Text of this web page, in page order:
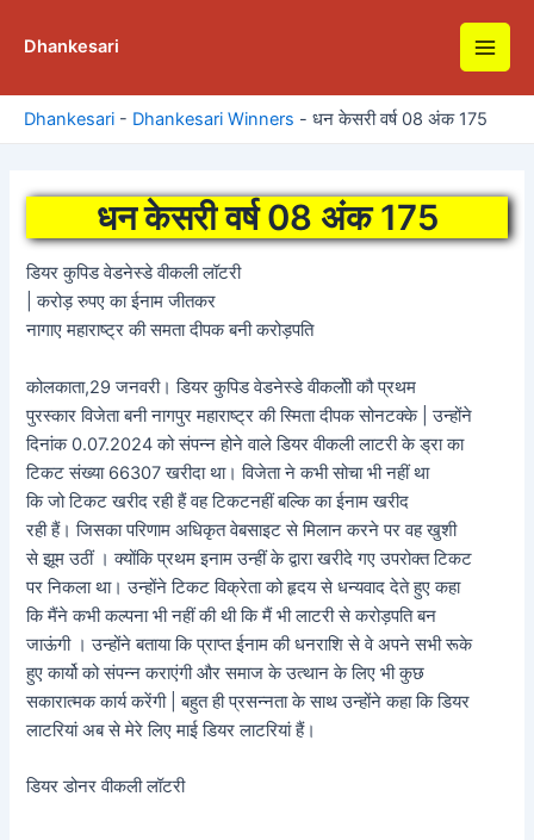
Dhankesari
Main
Dhankesari - Dhankesari Winners - धन केसरी वर्ष 08 अंक 175
धन केसरी वर्ष 08 अंक 175
डियर कुपिड वेडनेस्डे वीकली लॉटरी
| करोड़ रुपए का ईनाम जीतकर
नागाए महाराष्ट्र की समता दीपक बनी करोड़पति
कोलकाता,29 जनवरी। डियर कुपिड वेडनेस्डे वीकलोी कौ प्रथम
पुरस्कार विजेता बनी नागपुर महाराष्ट्र की स्मिता दीपक सोनटक्के | उन्होंने
दिनांक 0.07.2024 को संपन्न होने वाले डियर वीकली लाटरी के ड्रा का
टिकट संख्या 66307 खरीदा था। विजेता ने कभी सोचा भी नहीं था
कि जो टिकट खरीद रही हैं वह टिकटनहीं बल्कि का ईनाम खरीद
रही हैं। जिसका परिणाम अधिकृत वेबसाइट से मिलान करने पर वह खुशी
से झूम उठीं । क्योंकि प्रथम इनाम उन्हीं के द्वारा खरीदे गए उपरोक्त टिकट
पर निकला था। उन्होंने टिकट विक्रेता को हृदय से धन्यवाद देते हुए कहा
कि मैंने कभी कल्पना भी नहीं की थी कि मैं भी लाटरी से करोड़पति बन
जाऊंगी । उन्होंने बताया कि प्राप्त ईनाम की धनराशि से वे अपने सभी रूके
हुए कार्यो को संपन्न कराएंगी और समाज के उत्थान के लिए भी कुछ
सकारात्मक कार्य करेंगी | बहुत ही प्रसन्‍नता के साथ उन्होंने कहा कि डियर
लाटरियां अब से मेरे लिए माई डियर लाटरियां हैं।
डियर डोनर वीकली लॉटरी